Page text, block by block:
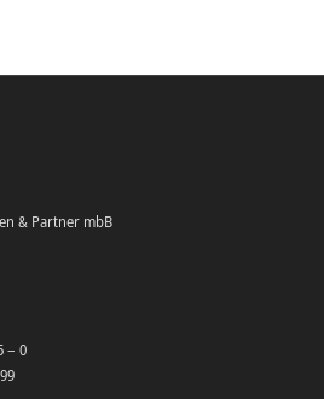
& Partner mbB
– 0